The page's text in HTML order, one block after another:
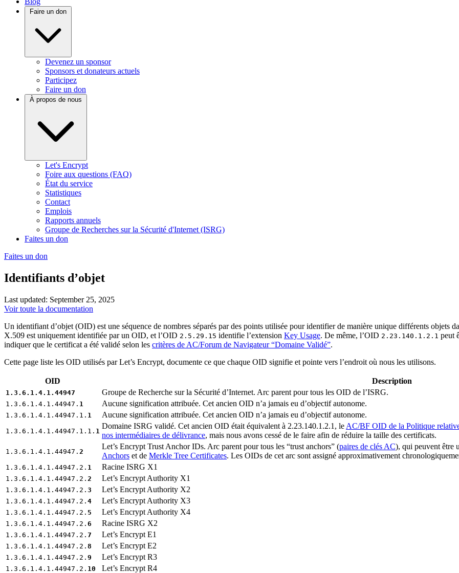
Faire un don
Devenez un sponsor
Sponsors et donateurs actuels
Participez
Faire un don
À propos de nous
Let's Encrypt
Foire aux questions (FAQ)
État du service
Statistiques
Contact
Emplois
Rapports annuels
Groupe de Recherches sur la Sécurité d'Internet (ISRG)
Faites un don
Faites un don
Identifiants d’objet
Last updated: September 25, 2025
Voir toute la documentation
Un identifiant d’objet (OID) est une séquence de nombres séparés par des points utilisée pour identifier de manière unique différents objets
X.509 est uniquement identifiée par un OID, et l’OID 2.5.29.15 identifie l’extension Key Usage. De même, l’OID 2.23.140.1.2.1 peut
indiquer que le certificat a été validé selon les critères de AC/Forum de Navigateur “Domaine Validé”.
Cette page liste les OID utilisés par Let’s Encrypt, documente ce que chaque OID signifie et pointe vers l’endroit où nous les utilisons.
OID Description
1.3.6.1.4.1.44947 Groupe de Recherche sur la Sécurité d’Internet. Arc parent pour tous les OID de l’ISRG.
1.3.6.1.4.1.44947. 1 Aucune signification attribuée. Cet ancien OID n’a jamais eu d’objectif autonome.
1.3.6.1.4.1.44947.1. 1 Aucune signification attribuée. Cet ancien OID n’a jamais eu d’objectif autonome.
1.3.6.1.4.1.44947.1.1. 1
Domaine ISRG validé. Cet ancien OID était équivalent à 2.23.140.1.2.1, le AC/BF OID de la Politique
nos intermédiaires de délivrance, mais nous avons cessé de le faire afin de réduire la taille des certificats.
1.3.6.1.4.1.44947. 2
Let’s Encrypt Trust Anchor IDs. Arc parent pour tous les “trust anchors” (paires de clés AC), qui peuvent être
Anchors et de Merkle Tree Certificates. Les OIDs de cet arc sont assigné approximativement
1.3.6.1.4.1.44947.2. 1 Racine ISRG X1
1.3.6.1.4.1.44947.2. 2 Let’s Encrypt Authority X1
1.3.6.1.4.1.44947.2. 3 Let’s Encrypt Authority X2
1.3.6.1.4.1.44947.2. 4 Let’s Encrypt Authority X3
1.3.6.1.4.1.44947.2. 5 Let’s Encrypt Authority X4
1.3.6.1.4.1.44947.2. 6 Racine ISRG X2
1.3.6.1.4.1.44947.2. 7 Let’s Encrypt E1
1.3.6.1.4.1.44947.2. 8 Let’s Encrypt E2
1.3.6.1.4.1.44947.2. 9 Let’s Encrypt R3
1.3.6.1.4.1.44947.2. 10 Let’s Encrypt R4